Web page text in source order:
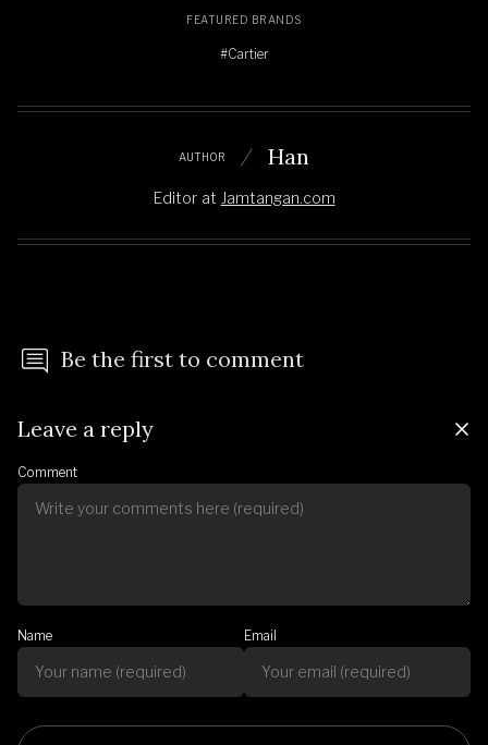
FEATURED BRANDS
#Cartier
AUTHOR Han
Editor at Jamtangan.com
Be the first to comment
Leave a reply
Comment
Name Email